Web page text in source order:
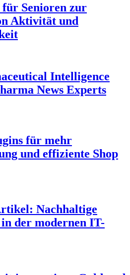
Senioren zur
Aktivität und
Intelligence
News Experts
für mehr
und effiziente Shop
Nachhaltige
der modernen IT-